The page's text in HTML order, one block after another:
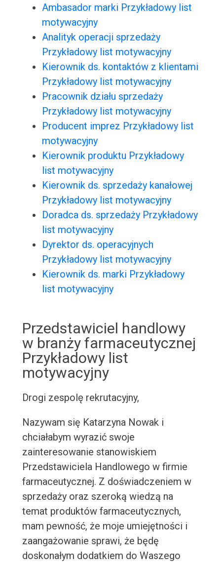
Ambasador marki Przykładowy list
motywacyjny
Analityk operacji sprzedaży
Przykładowy list motywacyjny
Kierownik ds. kontaktów z klientami
Przykładowy list motywacyjny
Pracownik działu sprzedaży
Przykładowy list motywacyjny
Producent imprez Przykładowy list
motywacyjny
Kierownik produktu Przykładowy
list motywacyjny
Kierownik ds. sprzedaży kanałowej
Przykładowy list motywacyjny
Doradca ds. sprzedaży Przykładowy
list motywacyjny
Dyrektor ds. operacyjnych
Przykładowy list motywacyjny
Kierownik ds. marki Przykładowy
list motywacyjny
Przedstawiciel handlowy
w branży farmaceutycznej
Przykładowy list
motywacyjny
Drogi zespolę rekrutacyjny,
Nazywam się Katarzyna Nowak i
chciałabym wyrazić swoje
zainteresowanie stanowiskiem
Przedstawiciela Handlowego w firmie
farmaceutycznej. Z doświadczeniem w
sprzedaży oraz szeroką wiedzą na
temat produktów farmaceutycznych,
mam pewność, że moje umiejętności i
zaangażowanie sprawi, że będę
doskonałym dodatkiem do Waszego